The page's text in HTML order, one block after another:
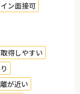
ン面接可
得しやすい
が近い